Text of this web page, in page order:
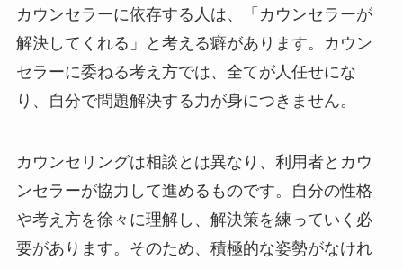
カウンセラーに依存する人は、「カウンセラーが
解決してくれる」と考える癖があります。カウン
セラーに委ねる考え方では、全てが人任せにな
り、自分で問題解決する力が身につきません。
カウンセリングは相談とは異なり、利用者とカウ
ンセラーが協力して進めるものです。自分の性格
や考え方を徐々に理解し、解決策を練っていく必
要があります。そのため、積極的な姿勢がなけれ